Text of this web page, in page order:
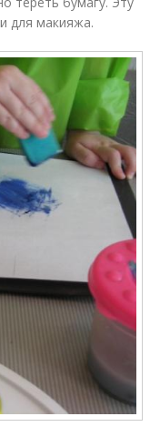
для макияжа.